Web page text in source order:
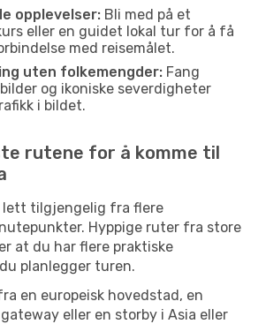
opplevelser: Bli med på et
eller en guidet lokal tur for å få
med reisemålet.
uten folkemengder: Fang
og ikoniske severdigheter
i bildet.
rutene for å komme til
lett tilgjengelig fra flere
Hyppige ruter fra store
at du har flere praktiske
planlegger turen.
en europeisk hovedstad, en
eller en storby i Asia eller